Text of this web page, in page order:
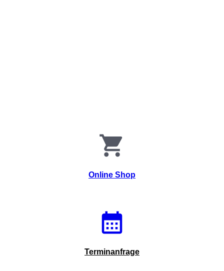
Online Shop
Terminanfrage